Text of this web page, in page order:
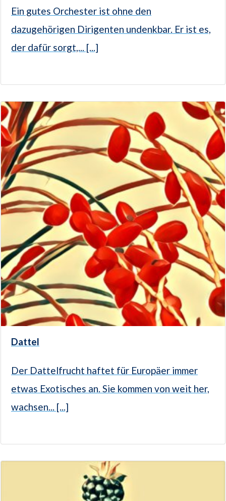
Ein gutes Orchester ist ohne den
dazugehörigen Dirigenten undenkbar. Er ist es,
der dafür sorgt,... [...]
Dattel
Der Dattelfrucht haftet für Europäer immer
etwas Exotisches an. Sie kommen von weit her,
wachsen... [...]